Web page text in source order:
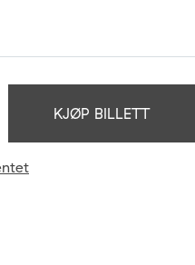
KJØP BILLETT